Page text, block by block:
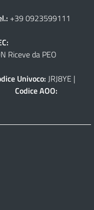
+39 0923599111
Riceve da PEO
Univoco: JRJ8YE |
Codice AOO: